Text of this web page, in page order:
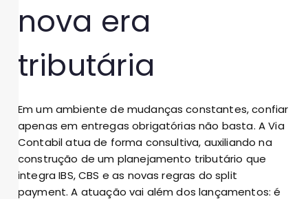
nova era
tributária
Em um ambiente de mudanças constantes, confiar
apenas em entregas obrigatórias não basta. A Via
Contabil atua de forma consultiva, auxiliando na
construção de um planejamento tributário que
integra IBS, CBS e as novas regras do split
payment. A atuação vai além dos lançamentos: é